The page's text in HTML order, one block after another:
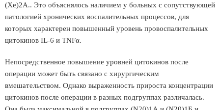
(Xe)2А.. Это объяснялось наличием у больных с сопутствующей
патологией хронических воспалительных процессов, для
которых характерен повышенный уровень провоспалительных
цитокинов IL-6 и TNFα.
Непосредственное повышение уровней цитокинов после
операции может быть связано с хирургическим
вмешательством. Однако выраженность прироста концентрации
цитокинов после операции в разных подгруппах различалась.